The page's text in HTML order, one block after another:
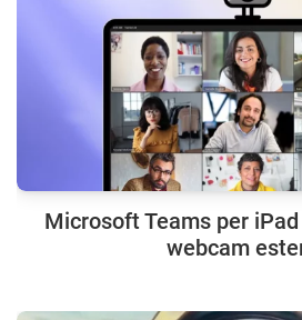
Microsoft Teams per
webcam